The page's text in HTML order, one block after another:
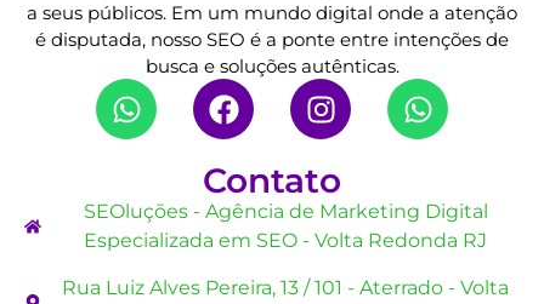
a seus públicos. Em um mundo digital onde a atenção
é disputada, nosso SEO é a ponte entre intenções de
busca e soluções autênticas.
Contato
SEOluções - Agência de Marketing Digital
Especializada em SEO - Volta Redonda RJ
Rua Luiz Alves Pereira, 13 / 101 - Aterrado - Volta